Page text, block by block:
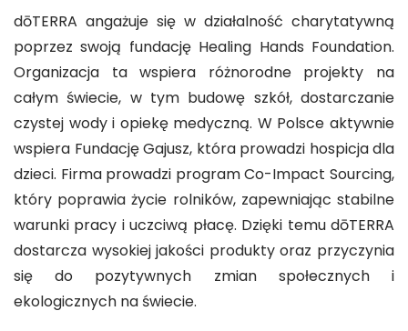
dōTERRA angażuje się w działalność charytatywną
poprzez swoją fundację Healing Hands Foundation.
Organizacja ta wspiera różnorodne projekty na
całym świecie, w tym budowę szkół, dostarczanie
czystej wody i opiekę medyczną. W Polsce aktywnie
wspiera Fundację Gajusz, która prowadzi hospicja dla
dzieci. Firma prowadzi program Co-Impact Sourcing,
który poprawia życie rolników, zapewniając stabilne
warunki pracy i uczciwą płacę. Dzięki temu dōTERRA
dostarcza wysokiej jakości produkty oraz przyczynia
się do pozytywnych zmian społecznych i
ekologicznych na świecie.